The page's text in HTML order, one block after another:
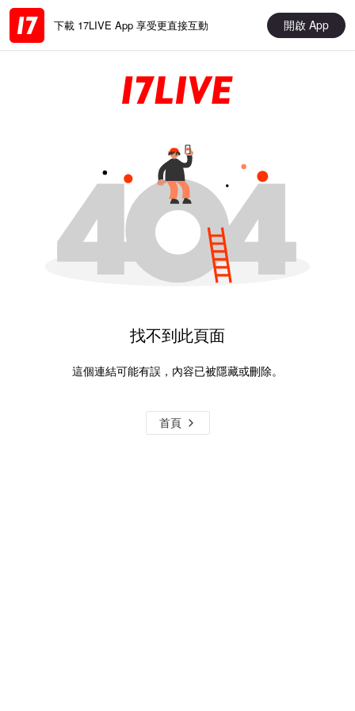
下載 17LIVE App 享受更直接互動 開啟 App
找不到此頁面
這個連結可能有誤，內容已被隱藏或刪除。
首頁